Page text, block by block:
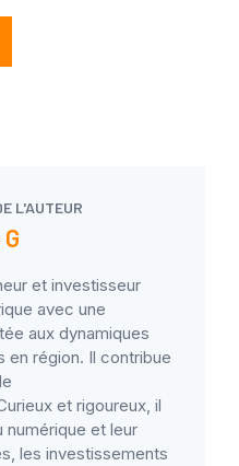
L'AUTEUR
et investisseur
avec une
aux dynamiques
en région. Il contribue
et rigoureux, il
numérique et leur
les investissements